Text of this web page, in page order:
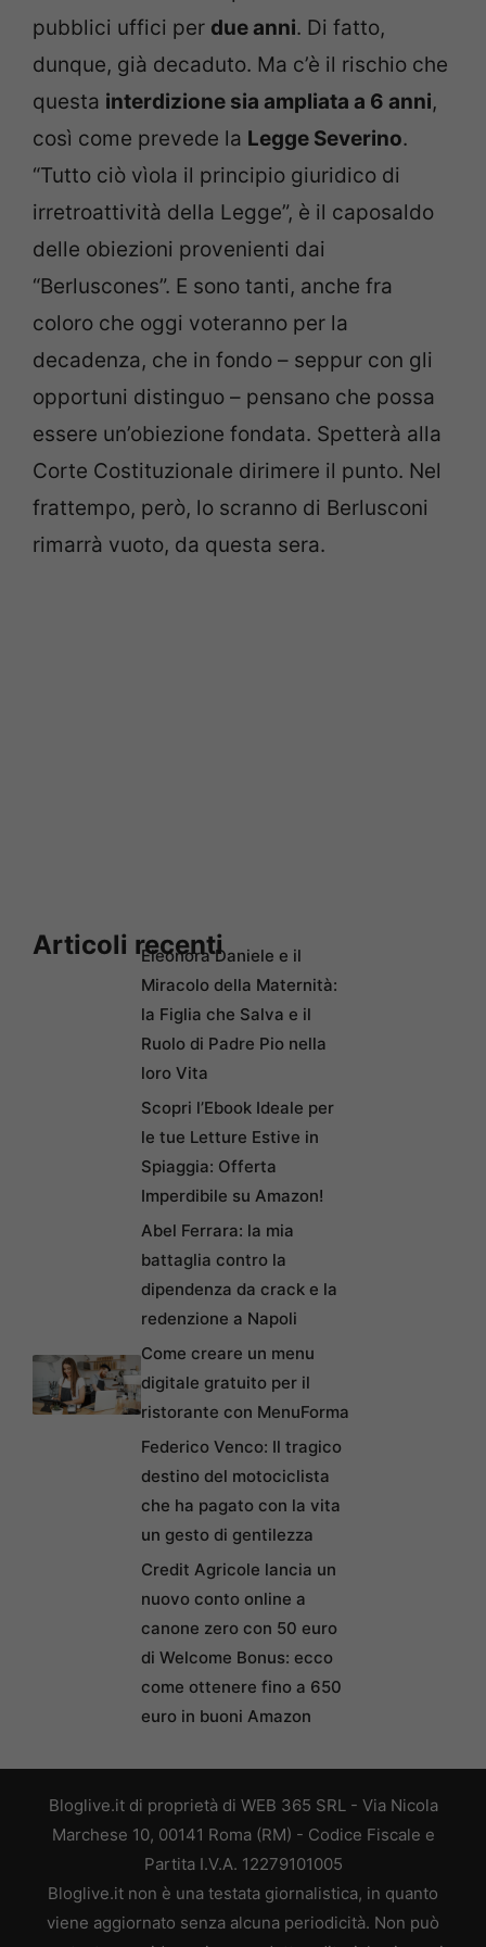
pubblici uffici per due anni. Di fatto,
dunque, già decaduto. Ma c’è il rischio che
questa interdizione sia ampliata a 6 anni,
così come prevede la Legge Severino.
“Tutto ciò vìola il principio giuridico di
irretroattività della Legge”, è il caposaldo
delle obiezioni provenienti dai
“Berluscones”. E sono tanti, anche fra
coloro che oggi voteranno per la
decadenza, che in fondo – seppur con gli
opportuni distinguo – pensano che possa
essere un’obiezione fondata. Spetterà alla
Corte Costituzionale dirimere il punto. Nel
frattempo, però, lo scranno di Berlusconi
rimarrà vuoto, da questa sera.
Articoli recentiEleonora Daniele e il
Miracolo della Maternità:
la Figlia che Salva e il
Ruolo di Padre Pio nella
loro Vita
Scopri l’Ebook Ideale per
le tue Letture Estive in
Spiaggia: Offerta
Imperdibile su Amazon!
Abel Ferrara: la mia
battaglia contro la
dipendenza da crack e la
redenzione a Napoli
Come creare un menu
digitale gratuito per il
ristorante con MenuForma
Federico Venco: Il tragico
destino del motociclista
che ha pagato con la vita
un gesto di gentilezza
Credit Agricole lancia un
nuovo conto online a
canone zero con 50 euro
di Welcome Bonus: ecco
come ottenere fino a 650
euro in buoni Amazon
Bloglive.it di proprietà di WEB 365 SRL - Via Nicola
Marchese 10, 00141 Roma (RM) - Codice Fiscale e
Partita I.V.A. 12279101005
Bloglive.it non è una testata giornalistica, in quanto
viene aggiornato senza alcuna periodicità. Non può